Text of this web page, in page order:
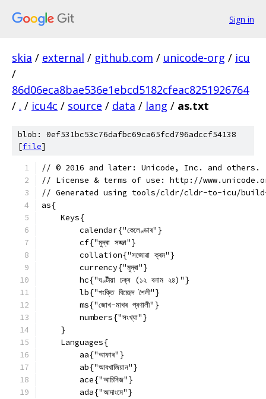
Sign in
skia / external / github.com / unicode-org / icu
/
86d06eca8bae536e1ebcd5182cfeac8251926764
/ . / icu4c / source / data / lang / as.txt
blob: 0ef531bc53c76dafbc69ca65fcd796adccf54138
[file]
﻿// © 2016 and later: Unicode, Inc. and others.
// License & terms of use: http://
// Generated using tools/cldr/cldr-to-icu/
as{
    Keys{
        calendar{"কেলেণ্ডাৰ"}
        cf{"মুদ্ৰা সজ্জা"}
        collation{"সজোৱা ক্ৰম"}
        currency{"মুদ্ৰা"}
        hc{"ঘণ্টীয়া চক্ৰ (১২ বনাম ২৪)"}
        lb{"পংক্তি বিচ্ছেদ শৈলী"}
        ms{"জোখ-মাখৰ প্ৰণালী"}
        numbers{"সংখ্যা"}
    }
    Languages{
        aa{"আফাৰ"}
        ab{"আবখাজিয়ান"}
        ace{"আচিনিজ"}
        ada{"আদাংমে"}